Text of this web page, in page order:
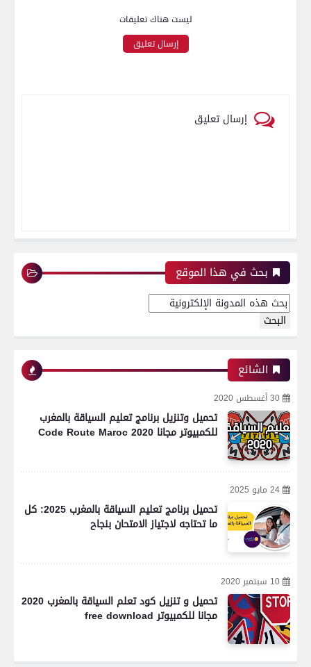
ليست هناك تعليقات
إرسال تعليق
إرسال تعليق
بحث في هذا الموقع
الشائع
30 أغسطس 2020
تحميل وتنزيل برنامج تعليم السياقة بالمغرب
للكمبيوتر مجانا Code Route Maroc 2020
24 مايو 2025
تحميل برنامج تعليم السياقة بالمغرب 2025: كل
ما تحتاجه لاجتياز الامتحان بنجاح
10 سبتمبر 2020
تحميل و تنزيل كود تعلم السياقة بالمغرب 2020
مجانا للكمبيوتر free download